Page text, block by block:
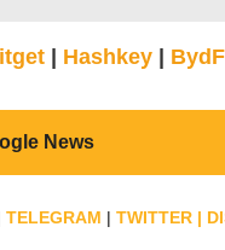
| Hashkey |
News
TELEGRAM | TWITTER |